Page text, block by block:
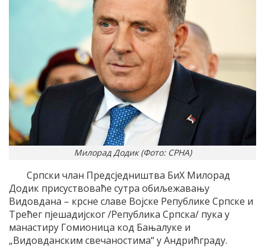
Милорад Додик (Фото: СРНА)
Српски члан Предсједништва БиХ Милорад
Додик присуствоваће сутра обиљежавању
Видовдана – крсне славе Војске Републике Српске и
Трећег пјешадијског /Република Српска/ пука у
манастиру Гомионица код Бањалуке и
„Видовданским свечаностима“ у Андрићграду.